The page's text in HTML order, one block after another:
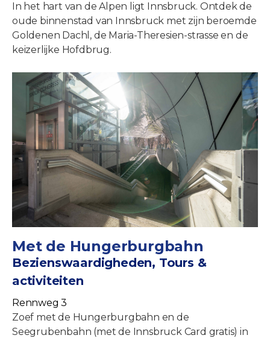
In het hart van de Alpen ligt Innsbruck. Ontdek de
oude binnenstad van Innsbruck met zijn beroemde
Goldenen Dachl, de Maria-Theresien-strasse en de
keizerlijke Hofdbrug.
Met de Hungerburgbahn
Bezienswaardigheden, Tours &
activiteiten
Rennweg 3
Zoef met de Hungerburgbahn en de
Seegrubenbahn (met de Innsbruck Card gratis) in